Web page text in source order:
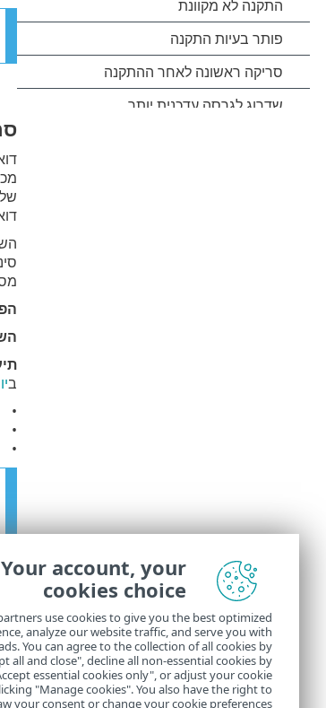
ב
Your account, your
cookies choice
use cookies to give you the best optimized
analyze our website traffic, and serve you with
You can agree to the collection of all cookies by
all and close", decline all non-essential cookies by
essential cookies only", or adjust your cookie
"Manage cookies". You also have the right to
your consent or change your cookie preferences